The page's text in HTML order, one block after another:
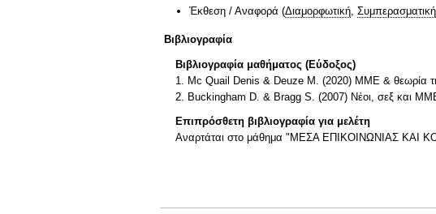
Έκθεση / Αναφορά (Διαμορφωτική, Συμπερασματική
Βιβλιογραφία
Βιβλιογραφία μαθήματος (Εύδοξος)
1. Mc Quail Denis & Deuze M. (2020) ΜΜΕ & θεωρία
2. Buckingham D. & Bragg S. (2007) Nέοι, σεξ και
Επιπρόσθετη βιβλιογραφία για μελέτη
Αναρτάται στο μάθημα "ΜΕΣΑ ΕΠΙΚΟΙΝΩΝΙΑΣ ΚΑΙ